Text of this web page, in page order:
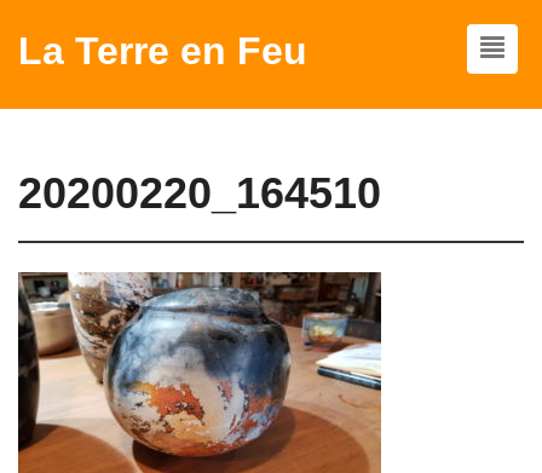
La Terre en Feu
20200220_164510